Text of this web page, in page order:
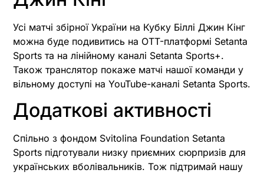
Усі матчі збірної України на Кубку Біллі Джин Кінг
можна буде подивитись на OTT-платформі Setanta
Sports та на лінійному каналі Setanta Sports+.
Також транслятор покаже матчі нашої команди у
вільному доступі на YouTube-каналі Setanta Sports.
Додаткові активності
Спільно з фондом Svitolina Foundation Setanta
Sports підготували низку приємних сюрпризів для
українських вболівальників. Тож підтримай нашу